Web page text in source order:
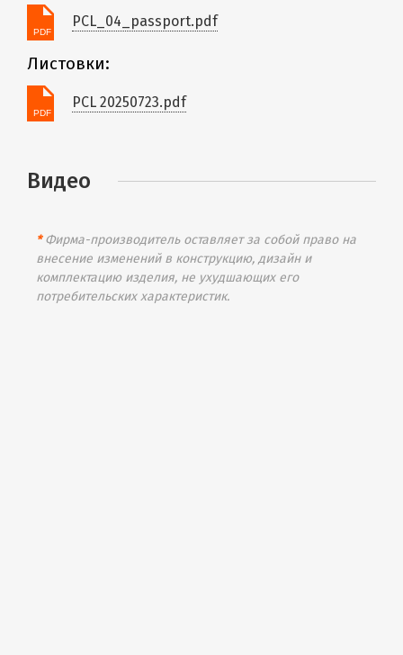
PCL_04_passport.pdf
Листовки:
PCL 20250723.pdf
Видео
*Фирма-производитель оставляет за собой право на
внесение изменений в конструкцию, дизайн и
комплектацию изделия, не ухудшающих его
потребительских характеристик.